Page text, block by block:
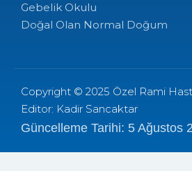
Gebelik Okulu
Doğal Olan Normal Doğum
Copyright © 2025 Özel Rami
Editor: Kadir Sancaktar
Güncelleme Tarihi: 5 Ağustos